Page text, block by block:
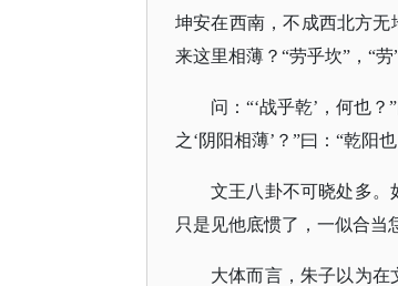
坤安在西南，不成西北方无
来这里相薄？“劳乎坎”，“
问：“‘战乎乾’，何也
之‘阴阳相薄’？”曰：“乾阳
文王八卦不可晓处多。
只是见他底惯了，一似合当
大体而言，朱子以为在